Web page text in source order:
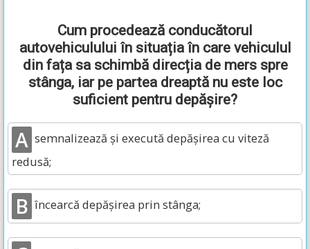
Cum procedează conducătorul
autovehiculului în situația în care vehiculul
din fața sa schimbă direcția de mers spre
stânga, iar pe partea dreaptă nu este loc
suficient pentru depășire?
A semnalizează și execută depășirea cu viteză
redusă;
B încearcă depășirea prin stânga;